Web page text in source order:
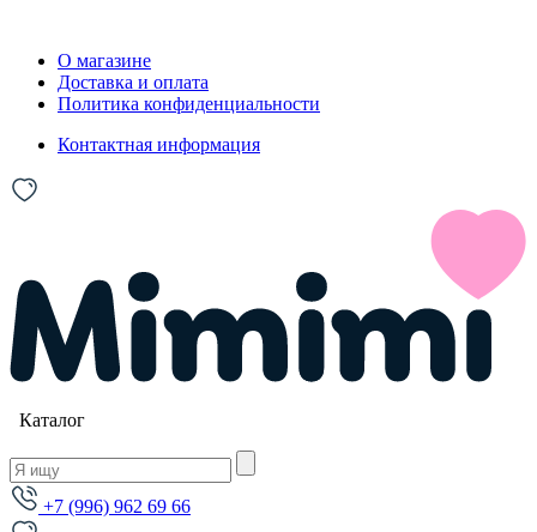
О магазине
Доставка и оплата
Политика конфиденциальности
Контактная информация
Каталог
+7 (996) 962 69 66